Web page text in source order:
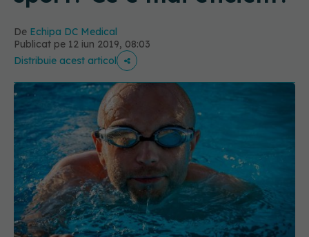
De Echipa DC Medical
Publicat pe 12 iun 2019, 08:03
Distribuie acest articol